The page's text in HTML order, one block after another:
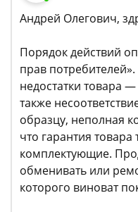
Андрей Олегович,
Порядок действий
прав
недостатки товара
также
образцу, неполная
что гарантия
комплектующие.
обменивать или
которого виноват